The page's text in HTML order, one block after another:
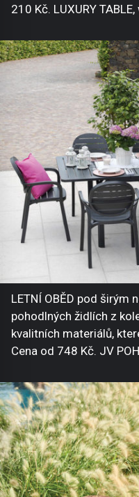
210 Kč. LUXURY
LETNÍ OBĚD pod širým
pohodlných židlích z
kvalitních materiálů,
Cena od 748 Kč. JV